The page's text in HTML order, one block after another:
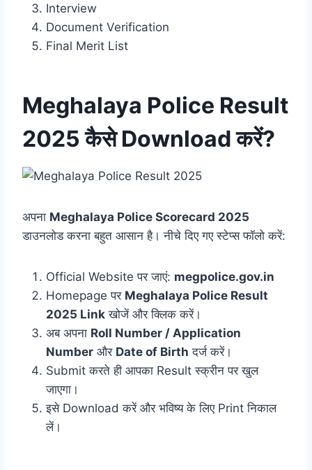
Interview
Document Verification
Final Merit List
Meghalaya Police Result
2025 कैसे Download करें?
अपना Meghalaya Police Scorecard 2025
डाउनलोड करना बहुत आसान है। नीचे दिए गए स्टेप्स फॉलो करें:
Official Website पर जाएं: megpolice.gov.in
Homepage पर Meghalaya Police Result
2025 Link खोजें और क्लिक करें।
अब अपना Roll Number / Application
Number और Date of Birth दर्ज करें।
Submit करते ही आपका Result स्क्रीन पर खुल
जाएगा।
इसे Download करें और भविष्य के लिए Print निकाल
लें।